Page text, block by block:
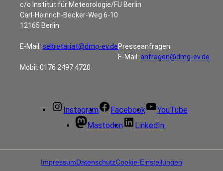
c/o Institut für Meteorologie/FU Berlin
Carl-Heinrich-Becker-Weg 6-10
12165 Berlin
E-Mail: sekretariat@dmg-ev.de
Mobil: 0176 2497 4720
Presseanfragen:
E-Mail: anfragen@dmg-ev.de
Instagram Facebook
YouTube
Mastodon
LinkedIn
ImpressumDatenschutzCookie-Einstellungen